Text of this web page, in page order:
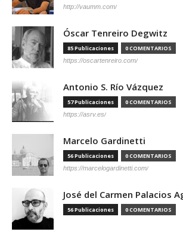
http://vaumm.com/
Óscar Tenreiro Degwitz
85 Publicaciones 0 COMENTARIOS
https://oscartenreiro.com/
Antonio S. Río Vázquez
57 Publicaciones 0 COMENTARIOS
https://asrv.es/
Marcelo Gardinetti
56 Publicaciones 0 COMENTARIOS
https://marcelogardinetti.com/
José del Carmen Palacios
56 Publicaciones 0 COMENTARIOS